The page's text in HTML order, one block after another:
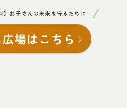
】お子さんの未来を守るために
場はこちら